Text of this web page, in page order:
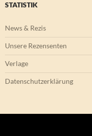
STATISTIK
News & Rezis
Unsere Rezensenten
Verlage
Datenschutzerklärung